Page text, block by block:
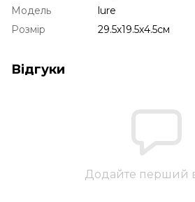
Модель
lure
Розмір
29.5х19.5х4.5см
Відгуки
Додайте перший